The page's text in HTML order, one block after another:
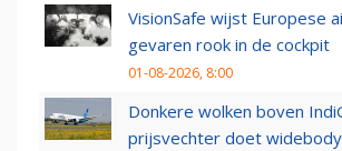
VisionSafe wijst Europese
gevaren rook in de cockpit
01-08-2026, 8:00
Donkere wolken boven
prijsvechter doet